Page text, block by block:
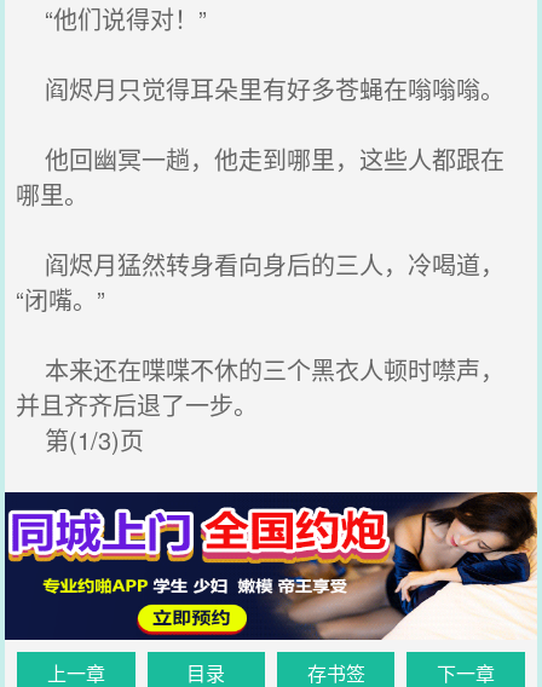
“他们说得对！”
阎烬月只觉得耳朵里有好多苍蝇在嗡嗡嗡。
他回幽冥一趟，他走到哪里，这些人都跟在
哪里。
阎烬月猛然转身看向身后的三人，冷喝道，
“闭嘴。”
本来还在喋喋不休的三个黑衣人顿时噤声，
并且齐齐后退了一步。
第(1/3)页
上一章 目录 存书签 下一章